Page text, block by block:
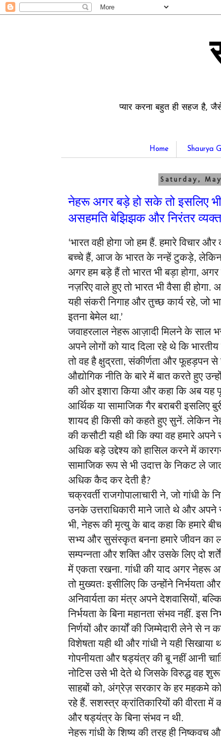
प्यार करना बहुत ही सहज है,
Home Shaurya
Saturday,
नेहरू अगर बड़े हो सके तो इसलिए
असहमति बेझिझक और निरंतर
‘भारत वही होगा जो हम हैं.हमारे विचार और
बच्चे हैं,आज के भारत के नन्हें टुकड़े,
अगर हम बड़े हैं तो भारत भी बड़ा होगा,अगर
नज़रिए वाले हुए तो भारत भी वैसा ही होगा.
यही संकरी निगाह और तुच्छ कार्य रहे,जो
इतना बेमेल था.’
जवाहरलाल नेहरू आज़ादी मिलने के साल
अपने लोगों को याद दिला रहे थे कि भारतीय
तो वह है क्षुद्रता,संकीर्णता और फूहड़पन से
औद्योगिक नीति के बारे में बात करते हुए
की ओर इशारा किया और कहा कि अब यह
आर्थिक या सामाजिक गैर बराबरी इसलिए
शायद ही किसी को कहते हुए सुनें.लेकिन
की कसौटी यही थी कि क्या वह हमारे अपने
अधिक बड़े उद्देश्य को हासिल करने में
सामाजिक रूप से भी उदात्त के निकट ले
अधिक कैद कर देती है?
चक्रवर्ती राजगोपालाचारी ने,जो गांधी के
उनके उत्तराधिकारी माने जाते थे और अपने
भी,नेहरू की मृत्यु के बाद कहा कि हमारे
सभ्य और सुसंस्कृत बनना हमारे जीवन का
सम्पन्नता और शक्ति और उसके लिए दो शर्तें
में एकता रखना.गांधी की याद अगर नेहरू
तो मुख्यतः इसीलिए कि उन्होंने निर्भयता और
अनिवार्यता का मंत्र अपने देशवासियों,
निर्भयता के बिना महानता संभव नहीं.इस
निर्णयों और कार्यों की जिम्मेदारी लेने से न
विशेषता यही थी और गांधी ने यही सिखाया
गोपनीयता और षड्यंत्र की बू नहीं आनी
नोटिस उसे भी देते थे जिसके विरुद्ध वह शुरू
साहबों को,अंग्रेज़ सरकार के हर महकमे
रहे हैं.सशस्त्र क्रांतिकारियों की वीरता में
और षड्यंत्र के बिना संभव न थी.
नेहरू गांधी के शिष्य की तरह ही निष्कवच